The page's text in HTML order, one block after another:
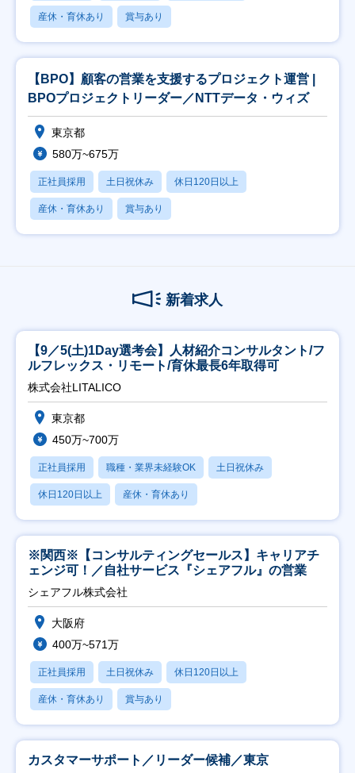
産休・育休あり 賞与あり
【BPO】顧客の営業を支援するプロジェクト運営 |
BPOプロジェクトリーダー／NTTデータ・ウィズ
東京都
580万~675万
正社員採用 土日祝休み 休日120日以上
産休・育休あり 賞与あり
新着求人
【9／5(土)1Day選考会】人材紹介コンサルタント/フ
ルフレックス・リモート/育休最長6年取得可
株式会社LITALICO
東京都
450万~700万
正社員採用 職種・業界未経験OK 土日祝休み
休日120日以上 産休・育休あり
※関西※【コンサルティングセールス】キャリアチ
ェンジ可！／自社サービス『シェアフル』の営業
シェアフル株式会社
大阪府
400万~571万
正社員採用 土日祝休み 休日120日以上
産休・育休あり 賞与あり
カスタマーサポート／リーダー候補／東京